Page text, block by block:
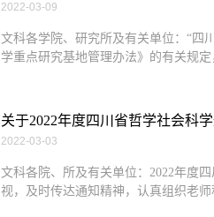
2022-03-09
文科各学院、研究所及有关单位：“四
学重点研究基地管理办法》的有关规
关于2022年度四川省哲学社会科
2022-03-03
文科各院、所及有关单位：2022年度
视，及时传达通知精神，认真组织老